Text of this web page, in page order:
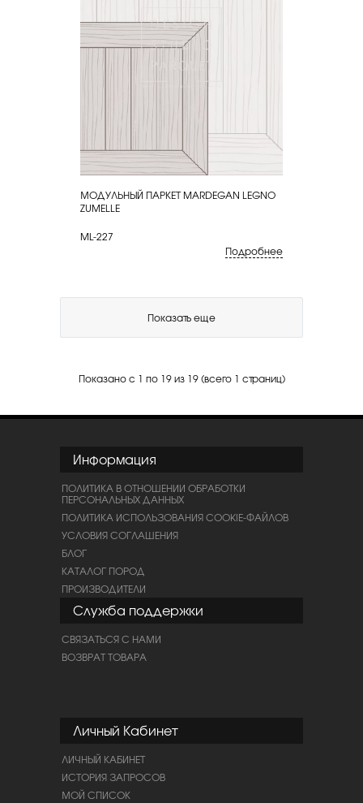
КУПИТЬ
МОДУЛЬНЫЙ ПАРКЕТ MARDEGAN LEGNO
ZUMELLE
ML-227
Подробнее
Показать еще
Показано с 1 по 19 из 19 (всего 1 страниц)
Информация
ПОЛИТИКА В ОТНОШЕНИИ ОБРАБОТКИ
ПЕРСОНАЛЬНЫХ ДАННЫХ
ПОЛИТИКА ИСПОЛЬЗОВАНИЯ COOKIE-ФАЙЛОВ
УСЛОВИЯ СОГЛАШЕНИЯ
БЛОГ
КАТАЛОГ ПОРОД
ПРОИЗВОДИТЕЛИ
Служба поддержки
СВЯЗАТЬСЯ С НАМИ
ВОЗВРАТ ТОВАРА
Личный Кабинет
ЛИЧНЫЙ КАБИНЕТ
ИСТОРИЯ ЗАПРОСОВ
МОЙ СПИСОК